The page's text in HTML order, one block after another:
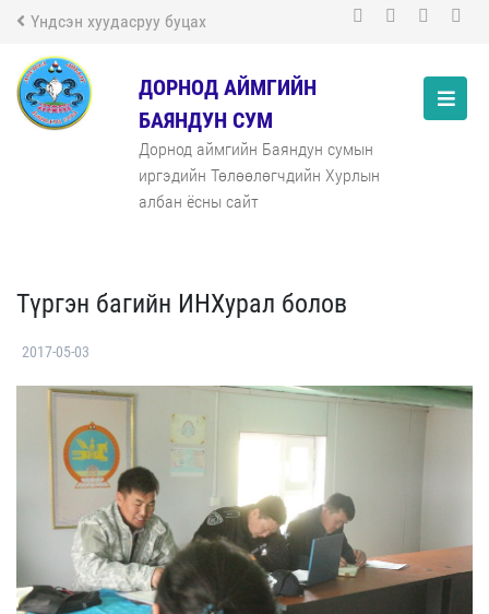
Үндсэн хуудасруу буцах
ДОРНОД АЙМГИЙН
БАЯНДУН СУМ
Дорнод аймгийн Баяндун сумын
иргэдийн Төлөөлөгчдийн Хурлын
албан ёсны сайт
Түргэн багийн ИНХурал болов
2017-05-03